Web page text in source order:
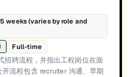
共6轮，以下是每轮面试的详细流程
第一步描述为招聘团队沟通，重点在
a four-component
(Backend), How We Hire,
weeks (varies by role and
Full-time
招聘流程，并指出工程岗位在面
流程包含 recruiter 沟通、早期